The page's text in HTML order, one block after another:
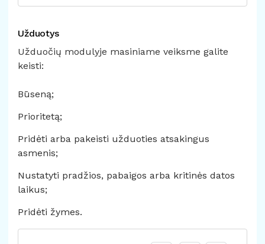
Užduotys
Užduočių modulyje masiniame veiksme galite
keisti:
Būseną;
Prioritetą;
Pridėti arba pakeisti užduoties atsakingus
asmenis;
Nustatyti pradžios, pabaigos arba kritinės datos
laikus;
Pridėti žymes.